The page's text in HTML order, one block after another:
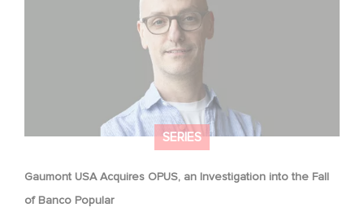
SERIES
Gaumont USA Acquires OPUS, an Investigation into the Fall
of Banco Popular